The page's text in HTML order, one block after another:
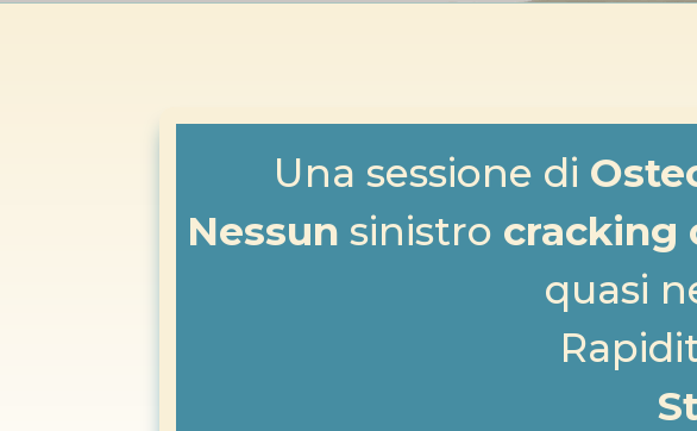
Una sessione di
Nessun sinistro cracking
quasi